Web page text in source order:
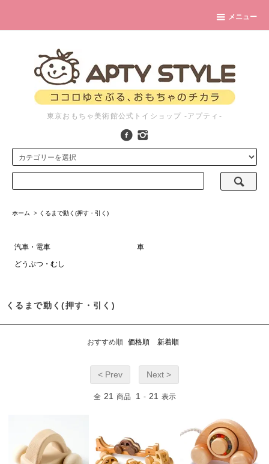
メニュー
東京おもちゃ美術館公式トイショップ -アプティ-
ホーム > くるまで動く(押す・引く)
汽車・電車
車
どうぶつ・むし
くるまで動く(押す・引く)
おすすめ順 価格順 新着順
< Prev Next >
全 21 商品 1 - 21 表示